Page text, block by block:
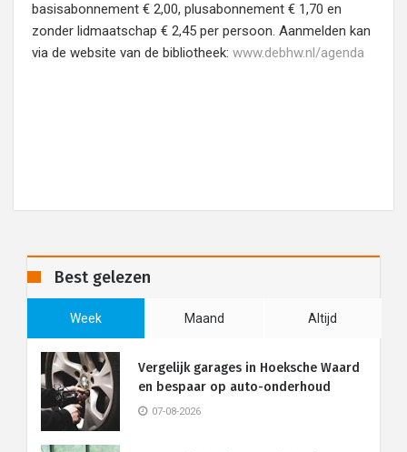
basisabonnement € 2,00, plusabonnement € 1,70 en
zonder lidmaatschap € 2,45 per persoon. Aanmelden kan
via de website van de bibliotheek: www.debhw.nl/agenda
Best gelezen
Week Maand Altijd
Vergelijk garages in Hoeksche Waard
en bespaar op auto-onderhoud
07-08-2026